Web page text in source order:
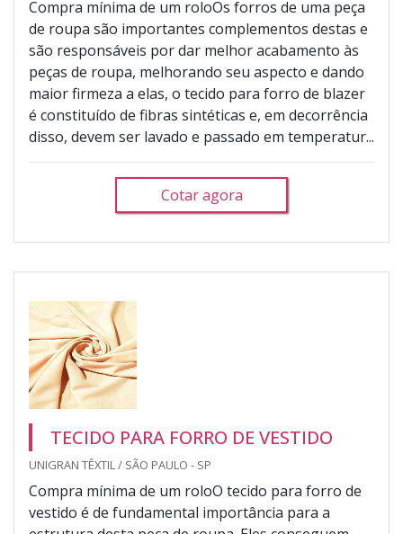
Compra mínima de um roloOs forros de uma peça
de roupa são importantes complementos destas e
são responsáveis por dar melhor acabamento às
peças de roupa, melhorando seu aspecto e dando
maior firmeza a elas, o tecido para forro de blazer
é constituído de fibras sintéticas e, em decorrência
disso, devem ser lavado e passado em temperatur...
Cotar agora
TECIDO PARA FORRO DE VESTIDO
UNIGRAN TÊXTIL / SÃO PAULO - SP
Compra mínima de um roloO tecido para forro de
vestido é de fundamental importância para a